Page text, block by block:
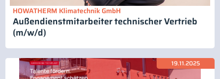
HOWATHERM Klimatechnik GmbH
Außendienstmitarbeiter technischer Vertrieb
(m/w/d)
19.11.2025